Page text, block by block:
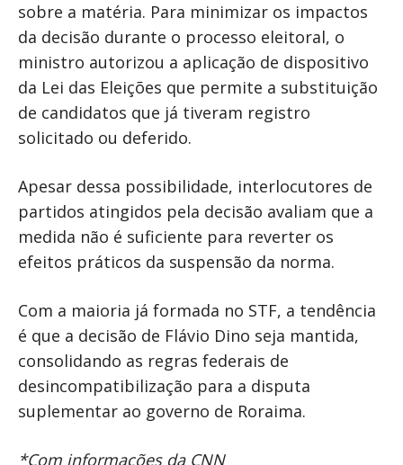
sobre a matéria. Para minimizar os impactos
da decisão durante o processo eleitoral, o
ministro autorizou a aplicação de dispositivo
da Lei das Eleições que permite a substituição
de candidatos que já tiveram registro
solicitado ou deferido.
Apesar dessa possibilidade, interlocutores de
partidos atingidos pela decisão avaliam que a
medida não é suficiente para reverter os
efeitos práticos da suspensão da norma.
Com a maioria já formada no STF, a tendência
é que a decisão de Flávio Dino seja mantida,
consolidando as regras federais de
desincompatibilização para a disputa
suplementar ao governo de Roraima.
*Com informações da CNN